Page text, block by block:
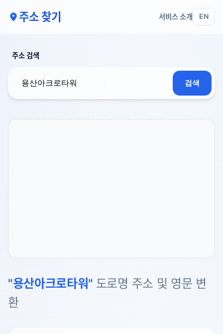
주소 찾기 서비스 소개 EN
주소 검색
검색
"용산아크로타워" 도로명 주소 및 영문 변
환